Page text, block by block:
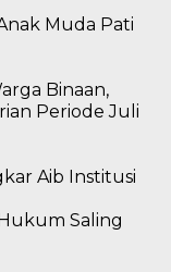
Muda Pati
Binaan,
Periode Juli
Aib Institusi
Saling